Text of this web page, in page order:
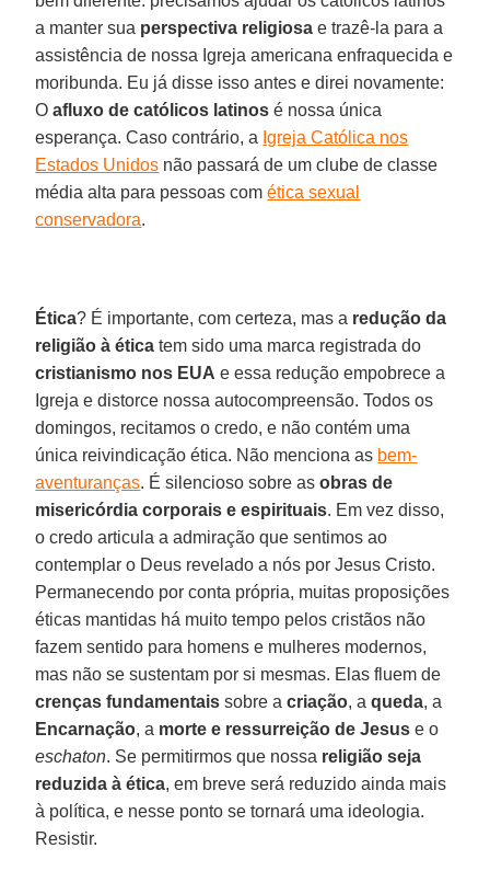
a manter sua perspectiva religiosa e trazê-la para a
assistência de nossa Igreja americana enfraquecida e
moribunda. Eu já disse isso antes e direi novamente:
Oafluxo de católicos latinos é nossa única
esperança. Caso contrário, a Igreja Católica nos
Estados Unidos não passará de um clube de classe
média alta para pessoas comética sexual
conservadora.
Ética? É importante, com certeza, mas a redução da
religião à ética tem sido uma marca registrada do
cristianismo nos EUA e essa redução empobrece a
Igreja e distorce nossa autocompreensão. Todos os
domingos, recitamos o credo, e não contém uma
única reivindicação ética. Não menciona as bem-
aventuranças. É silencioso sobre asobras de
misericórdia corporais e espirituais. Em vez disso,
o credo articula a admiração que sentimos ao
contemplar o Deus revelado a nós por Jesus Cristo.
Permanecendo por conta própria, muitas proposições
éticas mantidas há muito tempo pelos cristãos não
fazem sentido para homens e mulheres modernos,
mas não se sustentam por si mesmas. Elas fluem de
crenças fundamentais sobre acriação, aqueda, a
Encarnação, a morte e ressurreição de Jesus e o
eschaton. Se permitirmos que nossa religião seja
reduzida à ética, em breve será reduzido ainda mais
à política, e nesse ponto se tornará uma ideologia.
Resistir.